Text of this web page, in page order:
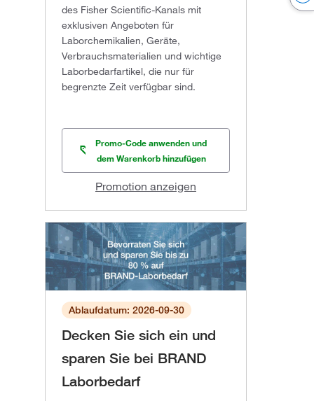
des Fisher Scientific-Kanals mit
exklusiven Angeboten für
Laborchemikalien, Geräte,
Verbrauchsmaterialien und wichtige
Laborbedarfartikel, die nur für
begrenzte Zeit verfügbar sind.
Promo-Code anwenden und
dem Warenkorb hinzufügen
Promotion anzeigen
Ablaufdatum: 2026-09-30
Decken Sie sich ein und
sparen Sie bei BRAND
Laborbedarf